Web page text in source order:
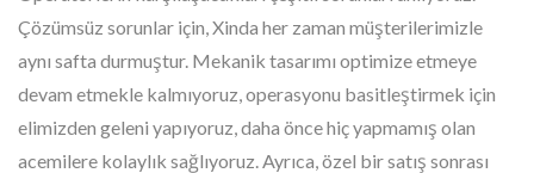
Çözümsüz sorunlar için, Xinda her zaman müşterilerimizle
aynı safta durmuştur. Mekanik tasarımı optimize etmeye
devam etmekle kalmıyoruz, operasyonu basitleştirmek için
elimizden geleni yapıyoruz, daha önce hiç yapmamış olan
acemilere kolaylık sağlıyoruz. Ayrıca, özel bir satış sonrası